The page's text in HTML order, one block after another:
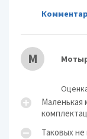
М
Маленькая
Таковых